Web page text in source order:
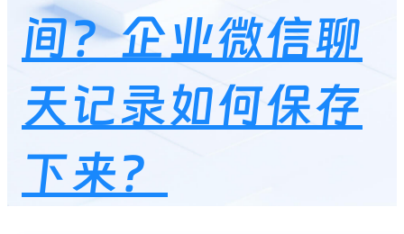
间？企业微信聊
天记录如何保存
下来？